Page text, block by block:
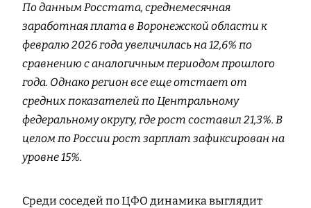
По данным Росстата, среднемесячная
заработная плата в Воронежской области к
февралю 2026 года увеличилась на 12,6% по
сравнению с аналогичным периодом прошлого
года. Однако регион все еще отстает от
средних показателей по Центральному
федеральному округу, где рост составил 21,3%. В
целом по России рост зарплат зафиксирован на
уровне 15%.
Среди соседей по ЦФО динамика выглядит